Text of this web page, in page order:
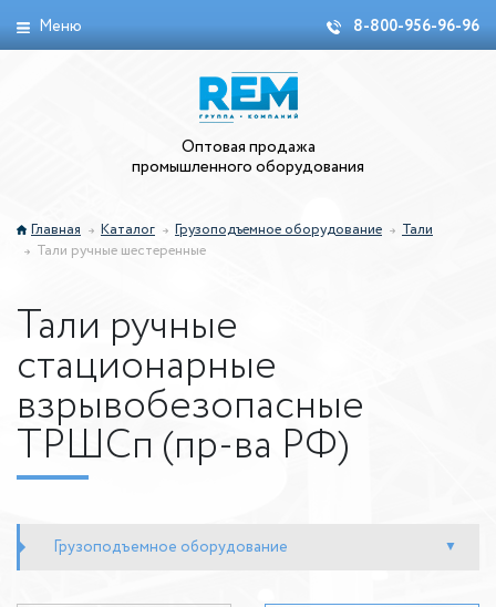
Меню 8-800-956-96-96
Оптовая продажа
промышленного оборудования
Главная Каталог Грузоподъемное оборудование
Тали
Тали ручные шестеренные
Тали ручные
стационарные
взрывобезопасные
ТРШСп (пр-ва РФ)
Грузоподъемное оборудование